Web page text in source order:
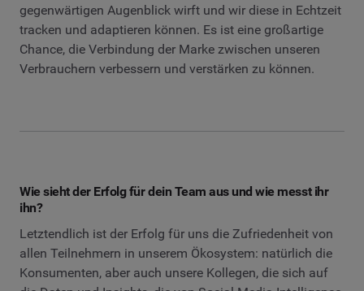
gegenwärtigen Augenblick wirft und wir diese in Echtzeit
tracken und adaptieren können. Es ist eine großartige
Chance, die Verbindung der Marke zwischen unseren
Verbrauchern verbessern und verstärken zu können.
Wie sieht der Erfolg für dein Team aus und wie messt ihr
ihn?
Letztendlich ist der Erfolg für uns die Zufriedenheit von
allen Teilnehmern in unserem Ökosystem: natürlich die
Konsumenten, aber auch unsere Kollegen, die sich auf